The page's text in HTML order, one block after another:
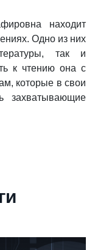
находит
Одно из них
так и
к чтению она с
которые в свои
захватывающие